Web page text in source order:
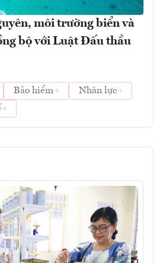
môi trường biển và
bộ với Luật Đấu thầu
Bảo hiểm
Nhân lực